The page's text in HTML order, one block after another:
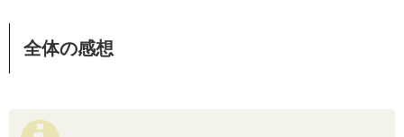
全体の感想